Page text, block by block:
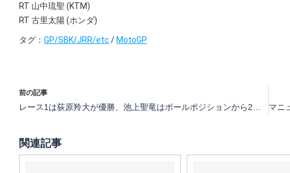
RT 山中琉聖 (KTM)
RT 古里太陽 (ホンダ)
タグ： GP/SBK/JRR/etc / MotoGP
前の記事
関連記事